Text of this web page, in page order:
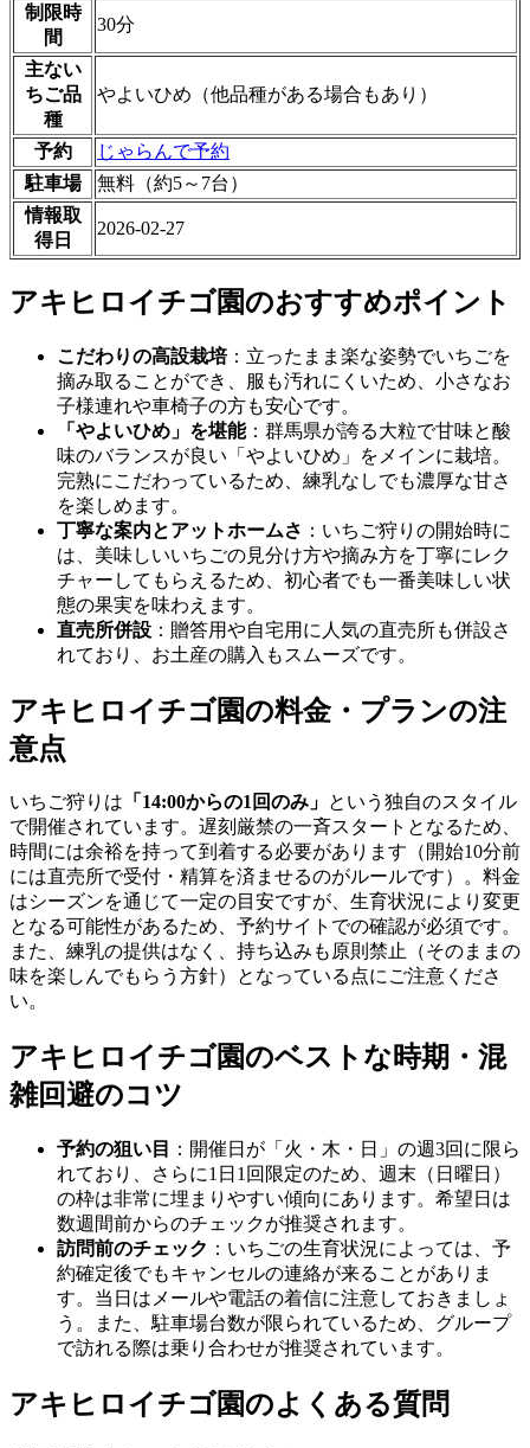
制限時
間
30分
主ない
ちご品
種
やよいひめ（他品種がある場合もあり）
予約
じゃらんで予約
駐車場
無料（約5～7台）
情報取
得日
2026-02-27
アキヒロイチゴ園のおすすめポイント
こだわりの高設栽培：立ったまま楽な姿勢でいちごを
摘み取ることができ、服も汚れにくいため、小さなお
子様連れや車椅子の方も安心です。
「やよいひめ」を堪能：群馬県が誇る大粒で甘味と酸
味のバランスが良い「やよいひめ」をメインに栽培。
完熟にこだわっているため、練乳なしでも濃厚な甘さ
を楽しめます。
丁寧な案内とアットホームさ ：いちご狩りの開始時に
は、美味しいいちごの見分け方や摘み方を丁寧にレク
チャーしてもらえるため、初心者でも一番美味しい状
態の果実を味わえます。
直売所併設 ：贈答用や自宅用に人気の直売所も併設さ
れており、お土産の購入もスムーズです。
アキヒロイチゴ園の料金・プランの注
意点
いちご狩りは 「14:00からの1回のみ」 という独自のスタイル
で開催されています。遅刻厳禁の一斉スタートとなるため、
時間には余裕を持って到着する必要があります（開始10分前
には直売所で受付・精算を済ませるのがルールです）。料金
はシーズンを通じて一定の目安ですが、生育状況により変更
となる可能性があるため、予約サイトでの確認が必須です。
また、練乳の提供はなく、持ち込みも原則禁止（そのままの
味を楽しんでもらう方針）となっている点にご注意くださ
い。
アキヒロイチゴ園のベストな時期・混
雑回避のコツ
予約の狙い目
：開催日が「火・木・日」の週3回に限ら
れており、さらに1日1回限定のため、週末（日曜日）
の枠は非常に埋まりやすい傾向にあります。希望日は
数週間前からのチェックが推奨されます。
訪問前のチェック ：いちごの生育状況によっては、予
約確定後でもキャンセルの連絡が来ることがありま
す。当日はメールや電話の着信に注意しておきましょ
う。また、駐車場台数が限られているため、グループ
で訪れる際は乗り合わせが推奨されています。
アキヒロイチゴ園のよくある質問